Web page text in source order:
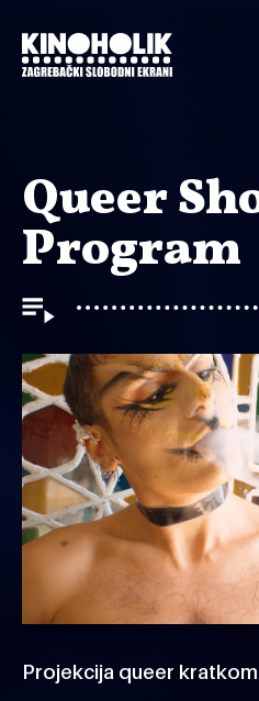
glavni
sadržaj
Queer
Program
Projekcija queer